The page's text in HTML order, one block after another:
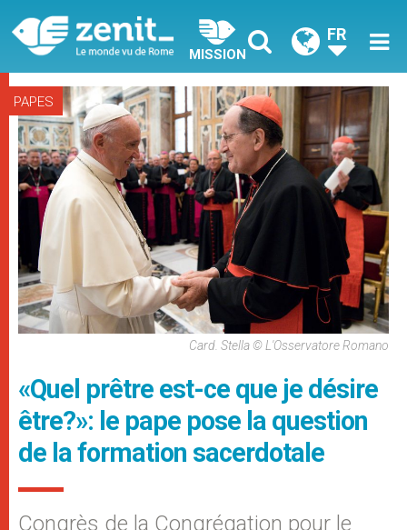
MISSION
FR
PAPES
Card. Stella © L'Osservatore Romano
«Quel prêtre est-ce que je désire
être?»: le pape pose la question
de la formation sacerdotale
Congrès de la Congrégation pour le